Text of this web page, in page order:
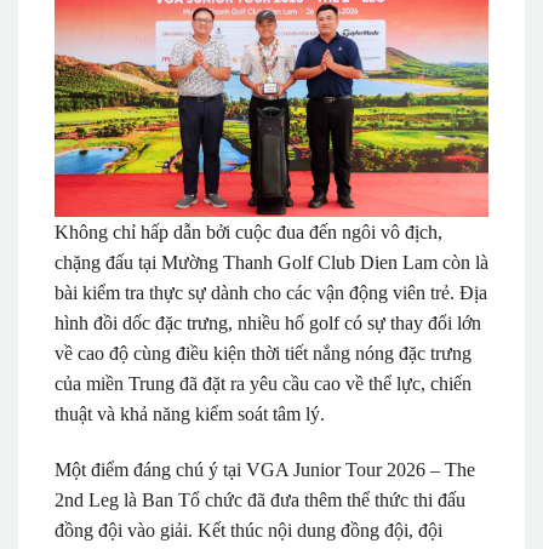
Không chỉ hấp dẫn bởi cuộc đua đến ngôi vô địch,
chặng đấu tại Mường Thanh Golf Club Dien Lam còn là
bài kiểm tra thực sự dành cho các vận động viên trẻ. Địa
hình đồi dốc đặc trưng, nhiều hố golf có sự thay đổi lớn
về cao độ cùng điều kiện thời tiết nắng nóng đặc trưng
của miền Trung đã đặt ra yêu cầu cao về thể lực, chiến
thuật và khả năng kiểm soát tâm lý.
Một điểm đáng chú ý tại VGA Junior Tour 2026 – The
2nd Leg là Ban Tổ chức đã đưa thêm thể thức thi đấu
đồng đội vào giải. Kết thúc nội dung đồng đội, đội